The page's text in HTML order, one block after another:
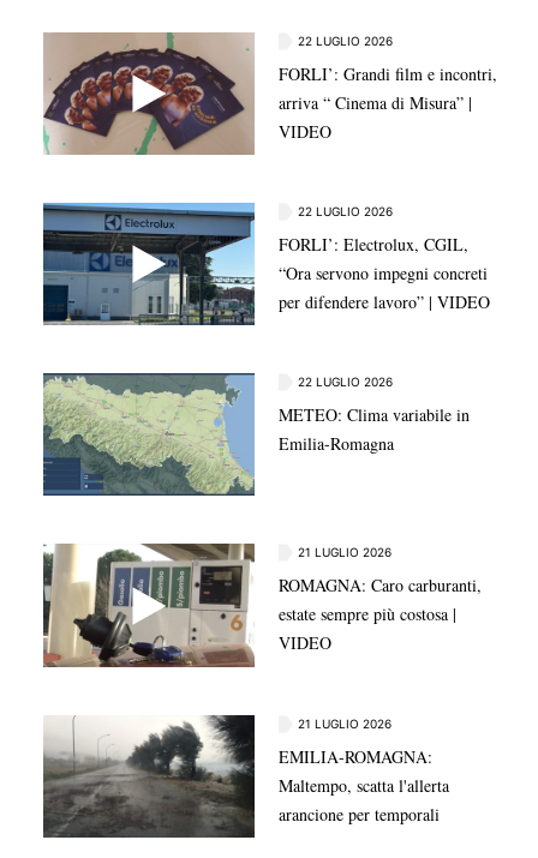
22 LUGLIO 2026
FORLI’: Grandi film e incontri,
arriva “ Cinema di Misura” |
VIDEO
22 LUGLIO 2026
FORLI’: Electrolux, CGIL,
“Ora servono impegni concreti
per difendere lavoro” | VIDEO
22 LUGLIO 2026
METEO: Clima variabile in
Emilia-Romagna
21 LUGLIO 2026
ROMAGNA: Caro carburanti,
estate sempre più costosa |
VIDEO
21 LUGLIO 2026
EMILIA-ROMAGNA:
Maltempo, scatta l'allerta
arancione per temporali